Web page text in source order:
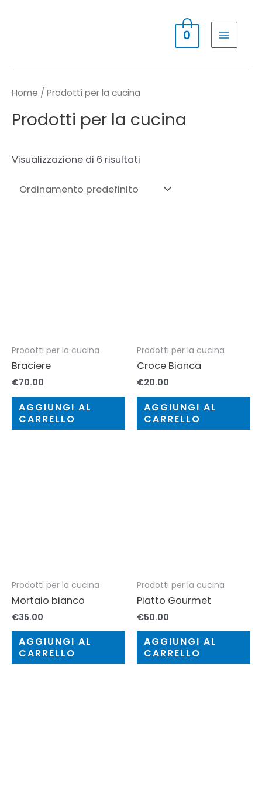
0
MAIN
MENU
Home / Prodotti per la cucina
Prodotti per la cucina
Visualizzazione di 6 risultati
Prodotti per la cucina
Braciere
€70.00
AGGIUNGI AL
CARRELLO
Prodotti per la cucina
Croce Bianca
€20.00
AGGIUNGI AL
CARRELLO
Prodotti per la cucina
Mortaio bianco
€35.00
AGGIUNGI AL
CARRELLO
Prodotti per la cucina
Piatto Gourmet
€50.00
AGGIUNGI AL
CARRELLO